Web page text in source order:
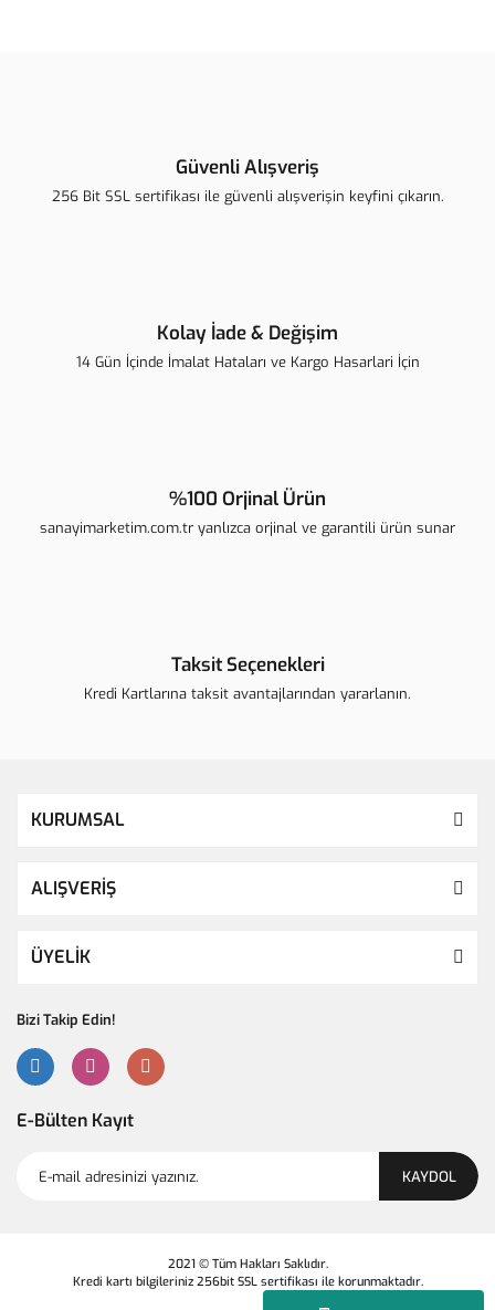
Ürün açıklamasında eksik bilgiler bulunuyor.
Güvenli Alışveriş
256 Bit SSL sertifikası ile güvenli alışverişin keyfini çıkarın.
Kolay İade & Değişim
14 Gün İçinde İmalat Hataları ve Kargo Hasarlari İçin
%100 Orjinal Ürün
sanayimarketim.com.tr yanlızca orjinal ve garantili ürün sunar
Taksit Seçenekleri
Kredi Kartlarına taksit avantajlarından yararlanın.
KURUMSAL
ALIŞVERİŞ
ÜYELİK
Bizi Takip Edin!
E-Bülten Kayıt
KAYDOL
2021 © Tüm Hakları Saklıdır.
Kredi kartı bilgileriniz 256bit SSL sertifikası ile korunmaktadır.